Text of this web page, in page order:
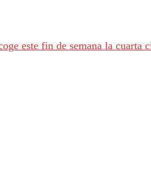
este fin de semana la cuarta